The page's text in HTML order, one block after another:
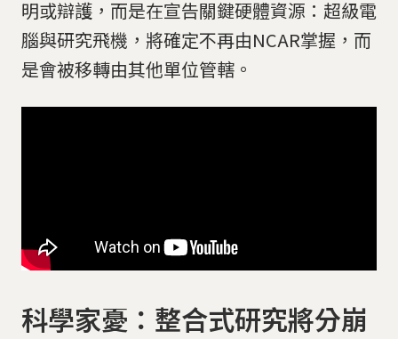
明或辯護，而是在宣告關鍵硬體資源：超級電
腦與研究飛機，將確定不再由NCAR掌握，而
是會被移轉由其他單位管轄。
科學家憂：整合式研究將分崩